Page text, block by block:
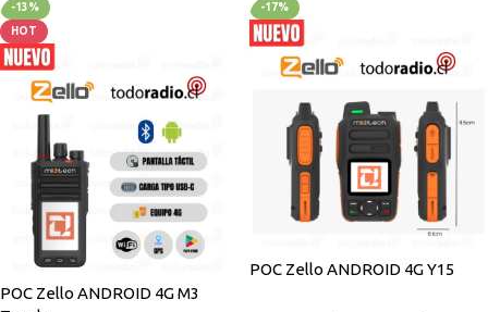
-13%
HOT
POC Zello ANDROID 4G M3
-17%
POC Zello ANDROID 4G Y15